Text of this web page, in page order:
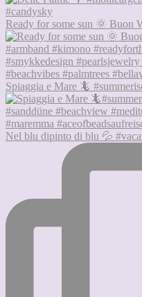
Ready for some sun 🌞 Buon
Spiaggia e Mare 🦎
Nel blu dipinto di blu 💦